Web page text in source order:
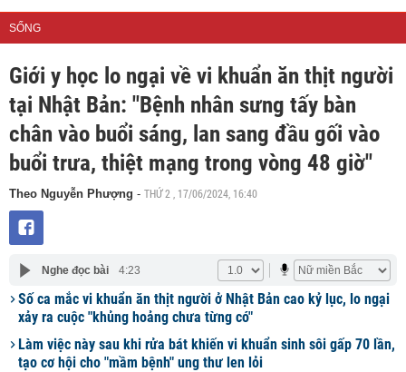
SỐNG
Giới y học lo ngại về vi khuẩn ăn thịt người
tại Nhật Bản: "Bệnh nhân sưng tấy bàn
chân vào buổi sáng, lan sang đầu gối vào
buổi trưa, thiệt mạng trong vòng 48 giờ"
Theo Nguyễn Phượng - THỨ 2 , 17/06/2024, 16:40
Nghe đọc bài 4:23
Số ca mắc vi khuẩn ăn thịt người ở Nhật Bản cao kỷ lục, lo ngại
xảy ra cuộc "khủng hoảng chưa từng có"
Làm việc này sau khi rửa bát khiến vi khuẩn sinh sôi gấp 70 lần,
tạo cơ hội cho "mầm bệnh" ung thư len lỏi